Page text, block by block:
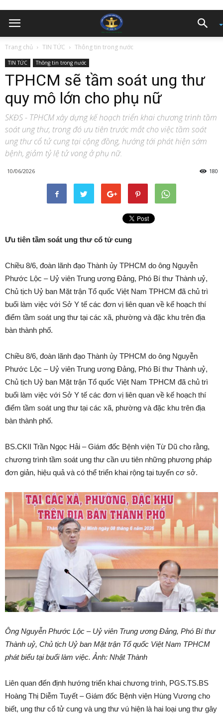
Trang chủ TIN TỨC Thông tin trong nước
TIN TỨC Thông tin trong nước
TPHCM sẽ tầm soát ung thư
quy mô lớn cho phụ nữ
SKĐS - TPHCM xây dựng kế hoạch triển khai chương trình tầm
soát ung thư, trong đó ưu tiên trước mắt cho việc tầm soát
ung thư cổ tử cung tại cộng đồng, hướng tới phát hiện sớm
bệnh, giảm tỷ lệ tử vong ở phụ nữ.
10/06/2026 180
Ưu tiên tầm soát ung thư cổ tử cung
Chiều 8/6, đoàn lãnh đạo Thành ủy TPHCM do ông Nguyễn
Phước Lộc – Uỷ viên Trung ương Đảng, Phó Bí thư Thành uỷ,
Chủ tịch Uỷ ban Mặt trận Tổ quốc Việt Nam TPHCM đã chủ trì
buổi làm việc với Sở Y tế các đơn vị liên quan về kế hoạch thí
điểm tầm soát ung thư tại các xã, phường và đặc khu trên địa
bàn thành phố.
Chiều 8/6, đoàn lãnh đạo Thành ủy TPHCM do ông Nguyễn
Phước Lộc – Uỷ viên Trung ương Đảng, Phó Bí thư Thành uỷ,
Chủ tịch Uỷ ban Mặt trận Tổ quốc Việt Nam TPHCM đã chủ trì
buổi làm việc với Sở Y tế các đơn vị liên quan về kế hoạch thí
điểm tầm soát ung thư tại các xã, phường và đặc khu trên địa
bàn thành phố.
BS.CKII Trần Ngọc Hải – Giám đốc Bệnh viện Từ Dũ cho rằng,
chương trình tầm soát ung thư cần ưu tiên những phương pháp
đơn giản, hiệu quả và có thể triển khai rộng tại tuyến cơ sở.
Ông Nguyễn Phước Lộc – Uỷ viên Trung ương Đảng, Phó Bí thư
Thành uỷ, Chủ tịch Uỷ ban Mặt trận Tổ quốc Việt Nam TPHCM
phát biểu tại buổi làm việc. Ảnh: Nhật Thành
Liên quan đến định hướng triển khai chương trình, PGS.TS.BS
Hoàng Thị Diễm Tuyết – Giám đốc Bệnh viện Hùng Vương cho
biết, ung thư cổ tử cung và ung thư vú hiện là hai loại ung thư gây